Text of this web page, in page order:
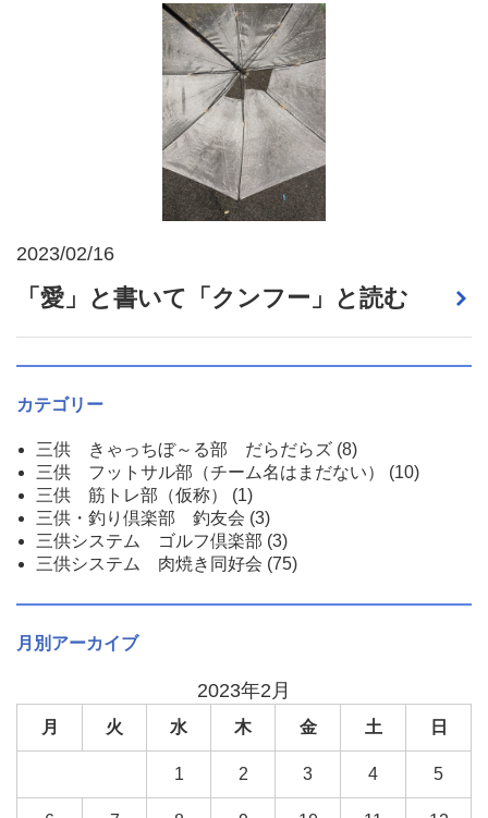
2023/02/16
「愛」と書いて「クンフー」と読む
カテゴリー
三供 きゃっちぼ～る部 だらだらズ(8)
三供 フットサル部（チーム名はまだない）
(10)
三供 筋トレ部（仮称）
(1)
三供・釣り倶楽部 釣友会 (3)
三供システム ゴルフ倶楽部 (3)
三供システム 肉焼き同好会 (75)
月別アーカイブ
2023年2月
月 火 水 木 金 土 日
1 2 3 4 5